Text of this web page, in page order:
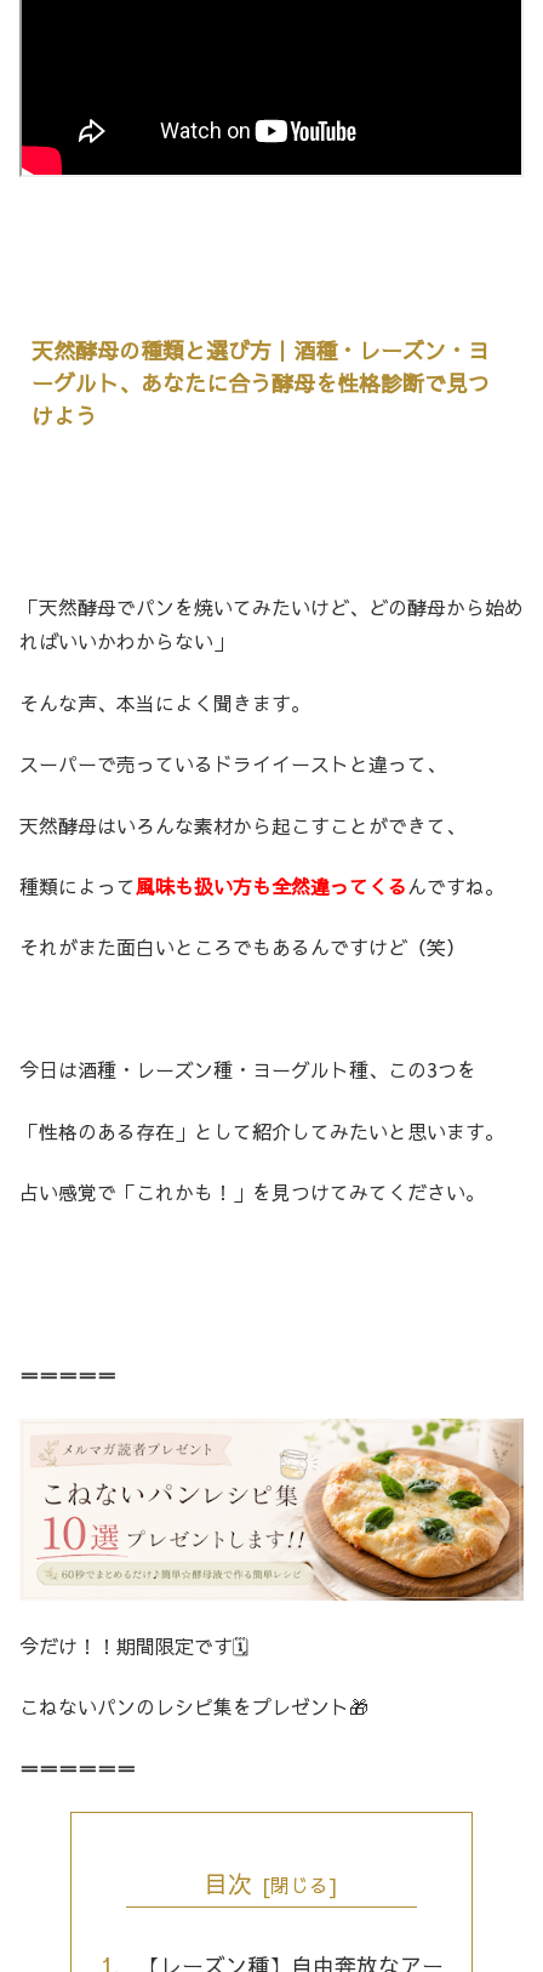
天然酵母の種類と選び方｜酒種・レーズン・ヨ
ーグルト、あなたに合う酵母を性格診断で見つ
けよう
「天然酵母でパンを焼いてみたいけど、どの酵母から始め
ればいいかわからない」
そんな声、本当によく聞きます。
スーパーで売っているドライイーストと違って、
天然酵母はいろんな素材から起こすことができて、
種類によって風味も扱い方も全然違ってくるんですね。
それがまた面白いところでもあるんですけど（笑）
今日は酒種・レーズン種・ヨーグルト種、この3つを
「性格のある存在」として紹介してみたいと思います。
占い感覚で「これかも！」を見つけてみてください。
＝＝＝＝＝
今だけ！！期間限定です🗓️
こねないパンのレシピ集をプレゼント🎁
＝＝＝＝＝＝
目次
【レーズン種】自由奔放なアー